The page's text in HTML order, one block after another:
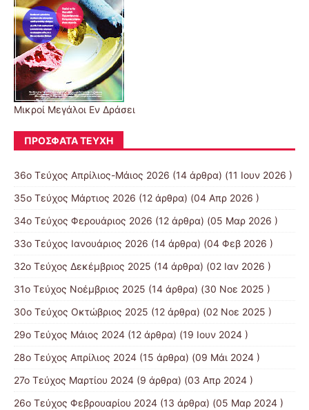
Μικροί Μεγάλοι Εν Δράσει
ΠΡΌΣΦΑΤΑ ΤΕΎΧΗ
36ο Τεύχος Απρίλιος-Μάιος 2026 (14 άρθρα) (11 Ιουν 2026 )
35ο Τεύχος Μάρτιος 2026 (12 άρθρα) (04 Απρ 2026 )
34ο Τεύχος Φερουάριος 2026 (12 άρθρα) (05 Μαρ 2026 )
33ο Τεύχος Ιανουάριος 2026 (14 άρθρα) (04 Φεβ 2026 )
32ο Τεύχος Δεκέμβριος 2025 (14 άρθρα) (02 Ιαν 2026 )
31ο Τεύχος Νοέμβριος 2025 (14 άρθρα) (30 Νοε 2025 )
30ο Τεύχος Οκτώβριος 2025 (12 άρθρα) (02 Νοε 2025 )
29ο Τεύχος Μάιος 2024 (12 άρθρα) (19 Ιουν 2024 )
28ο Τεύχος Απρίλιος 2024 (15 άρθρα) (09 Μάι 2024 )
27ο Τεύχος Μαρτίου 2024 (9 άρθρα) (03 Απρ 2024 )
26ο Τεύχος Φεβρουαρίου 2024 (13 άρθρα) (05 Μαρ 2024 )